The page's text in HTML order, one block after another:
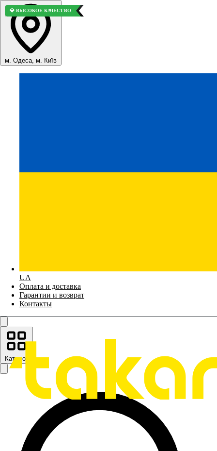
м. Одеса, м. Київ
UA
Оплата и доставка
Гарантии и возврат
Контакты
Каталог
💎 ВЫСОКОЕ КАЧЕСТВО
⭐ ВЫБОР ПОКУПАТЕЛЕЙ
💎 ВЫСОКОЕ КАЧЕСТВО
💎 ВЫСОКОЕ КАЧЕСТВО